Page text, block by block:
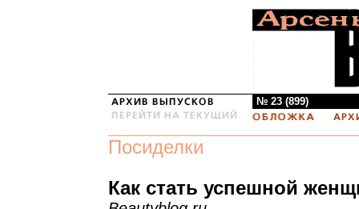
№ 23 (899)
Посиделки
Как стать успешной